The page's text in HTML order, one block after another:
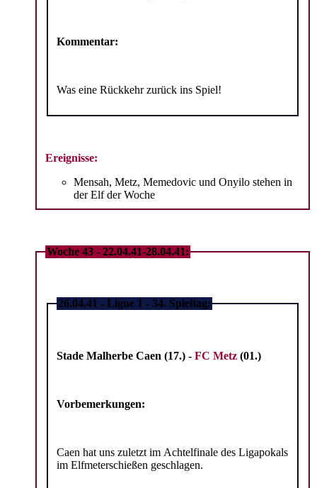
Kommentar:
Was eine Rückkehr zurück ins Spiel!
Ereignisse:
Mensah, Metz, Memedovic und Onyilo stehen in
der Elf der Woche
Woche 43 - 22.04.41-28.04.41:
26.04.41 - Ligue 1 - 34. Spieltag:
Stade Malherbe Caen (17.) - FC Metz (01.)
Vorbemerkungen:
Caen hat uns zuletzt im Achtelfinale des Ligapokals
im Elfmeterschießen geschlagen.